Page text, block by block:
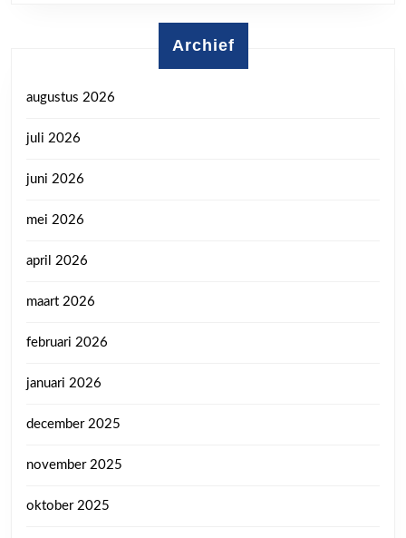
Archief
augustus 2026
juli 2026
juni 2026
mei 2026
april 2026
maart 2026
februari 2026
januari 2026
december 2025
november 2025
oktober 2025